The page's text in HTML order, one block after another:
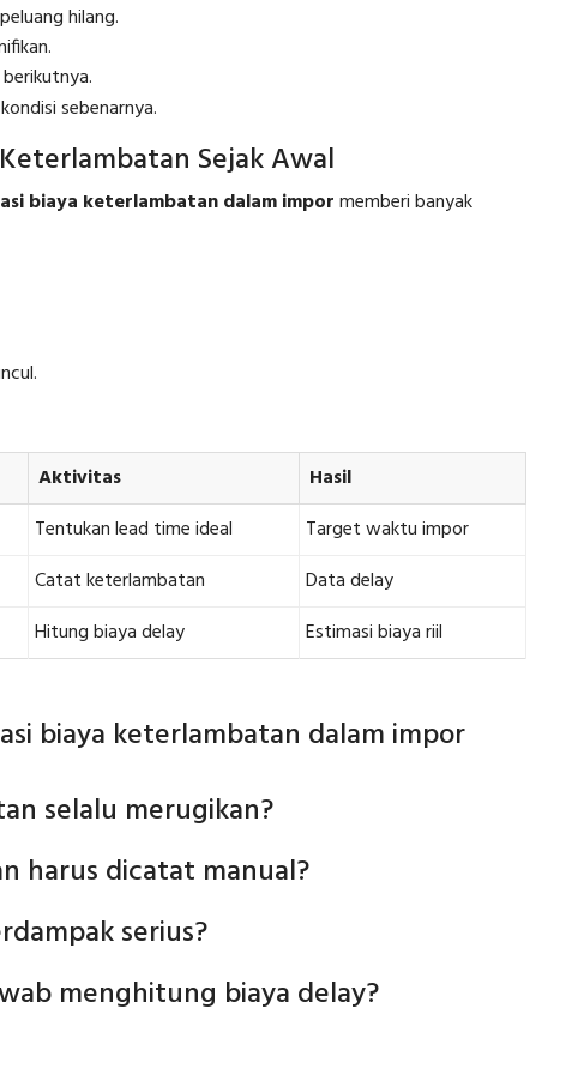
hilang.
sebenarnya.
Sejak Awal
biaya keterlambatan dalam impormemberi banyak
Aktivitas
Hasil
Tentukan lead time ideal
Target waktu impor
Catat keterlambatan
Data delay
Hitung biaya delay Estimasi biaya riil
biaya keterlambatan dalam impor
selalu merugikan?
harus dicatat manual?
serius?
menghitung biaya delay?